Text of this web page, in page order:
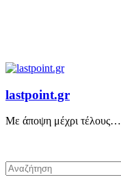
lastpoint.gr
Με άποψη μέχρι τέλους…